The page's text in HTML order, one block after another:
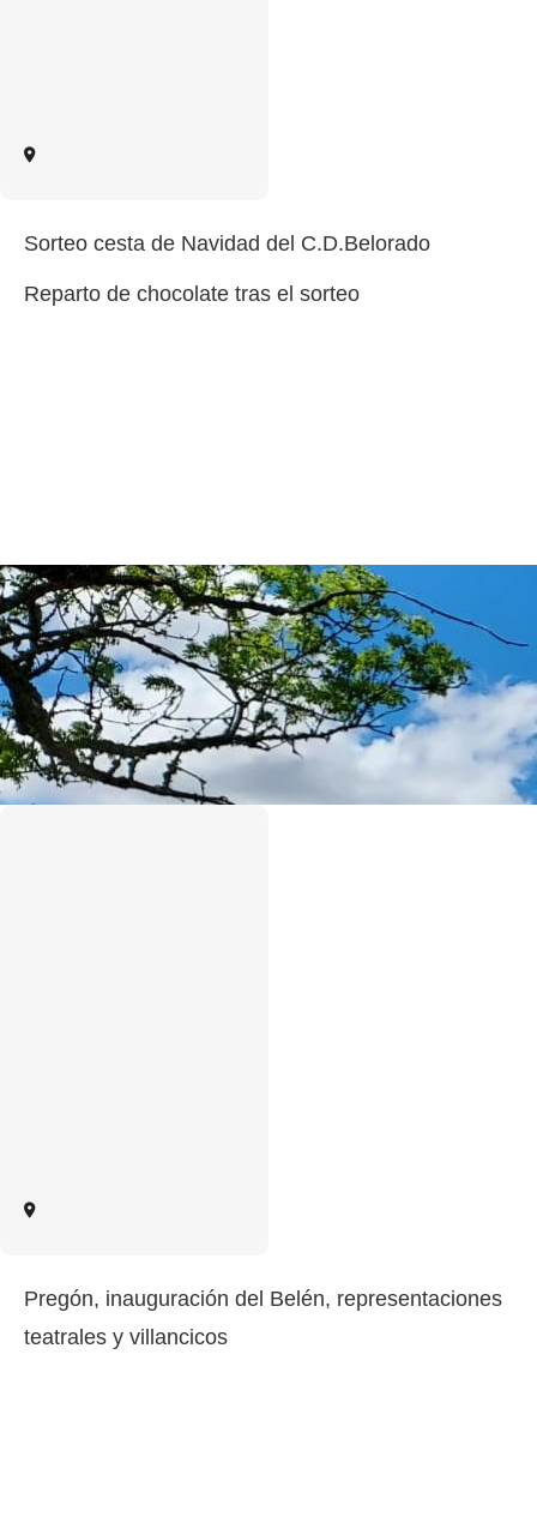
Sorteo cesta de Navidad del C.D.Belorado
Reparto de chocolate tras el sorteo
Pregón, inauguración del Belén, representaciones
teatrales y villancicos